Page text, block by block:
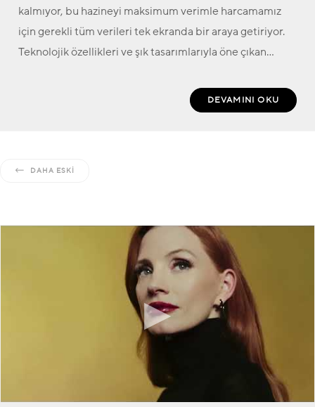
kalmıyor, bu hazineyi maksimum verimle harcamamız
için gerekli tüm verileri tek ekranda bir araya getiriyor.
Teknolojik özellikleri ve şık tasarımlarıyla öne çıkan…
DEVAMINI OKU
DAHA ESKI